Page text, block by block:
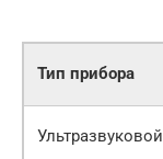
Тип прибора
Ультразвуковой